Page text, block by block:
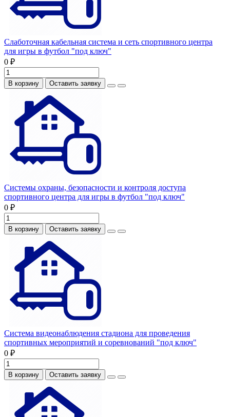
Слаботочная кабельная система и сеть спортивного центра
для игры в футбол "под ключ"
0 ₽
В корзину Оставить заявку
Системы охраны, безопасности и контроля доступа
спортивного центра для игры в футбол "под ключ"
0 ₽
В корзину Оставить заявку
Система видеонаблюдения стадиона для проведения
спортивных мероприятий и соревнований "под ключ"
0 ₽
В корзину Оставить заявку